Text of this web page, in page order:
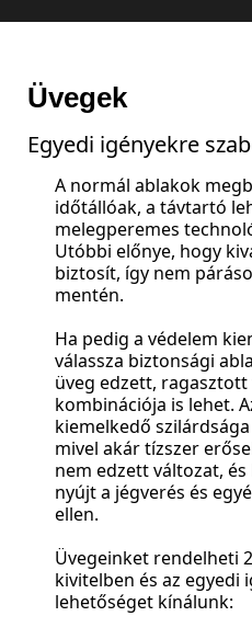
Üvegek
Egyedi igényekre
A normál ablakok
időtállóak, a távtartó
melegperemes
Utóbbi előnye, hogy
biztosít, így nem
mentén.
Ha pedig a védelem
válassza biztonsági
üveg edzett, ragasztott
kombinációja is lehet.
kiemelkedő
mivel akár tízszer
nem edzett változat,
nyújt a jégverés és
ellen.
Üvegeinket rendelheti
kivitelben és az egyedi
lehetőséget kínálunk: